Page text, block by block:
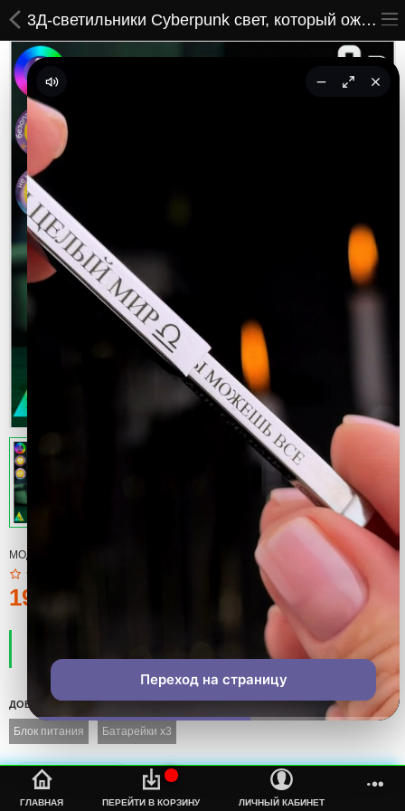
ВСЕ ТОВАРЫ
Принты
Вышивки
Сумки
Кастомные коврики
Бейсболки
Гравировка
ГЛАВНАЯ
%s
ПЕРЕЙТИ В КОРЗИНУ ЛИЧНЫЙ КАБИНЕТ
3Д-светильники Cyberpunk свет, который оживляет легенду
МОДЕЛЬ:
190тмт.
НАЛИЧИЕ:
ЕСТЬ В НАЛИЧИИ
ДОБАВИТЬ
Блок питания Батарейки x3
Переход на страницу